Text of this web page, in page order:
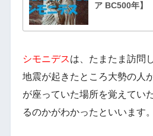
ア BC500年】
シモニデスは、たまたま訪問
地震が起きたところ大勢の人
が座っていた場所を覚えてい
るのかがわかったといいます。